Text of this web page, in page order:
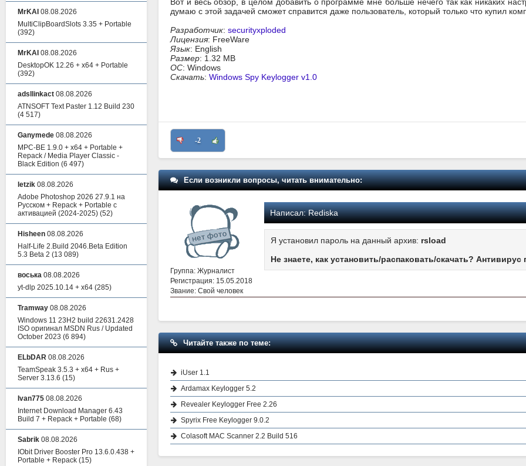
думаю с этой задачей сможет справится даже пользователь, который только что купил
Разработчик: securityxploded
Лицензия: FreeWare
Язык: English
Размер: 1.32 MB
ОС: Windows
Скачать: Windows Spy Keylogger v1.0
-2
Если возникли вопросы, читать внимательно:
Группа: Журналист
Регистрация: 15.05.2018
Звание: Свой человек
Написал:Rediska
Я установил пароль на данный архив: rsload
Не знаете, как установить/распаковать/скачать?
Читайте также по теме:
iUser 1.1
Ardamax Keylogger 5.2
Revealer Keylogger Free 2.26
Spyrix Free Keylogger 9.0.2
Colasoft MAC Scanner 2.2 Build 516
MrKAI 08.08.2026
MultiClipBoardSlots 3.35 + Portable
(392)
MrKAI 08.08.2026
DesktopOK 12.26 + x64 + Portable
(392)
adsllinkact 08.08.2026
ATNSOFT Text Paster 1.12 Build 230
(4 517)
Ganymede 08.08.2026
MPC-BE 1.9.0 + x64 + Portable +
Repack / Media Player Classic -
Black Edition (6 497)
letzik 08.08.2026
Adobe Photoshop 2026 27.9.1 на
Русском + Repack + Portable с
активацией (2024-2025) (52)
Hisheen 08.08.2026
Half-Life 2.Build 2046.Beta Edition
5.3 Beta 2 (13 089)
воська 08.08.2026
yt-dlp 2025.10.14 + x64 (285)
Tramway 08.08.2026
Windows 11 23H2 build 22631.2428
ISO оригинал MSDN Rus / Updated
October 2023 (6 894)
ELbDAR 08.08.2026
TeamSpeak 3.5.3 + x64 + Rus +
Server 3.13.6 (15)
Ivan775 08.08.2026
Internet Download Manager 6.43
Build 7 + Repack + Portable (68)
Sabrik 08.08.2026
IObit Driver Booster Pro 13.6.0.438 +
Portable + Repack (15)